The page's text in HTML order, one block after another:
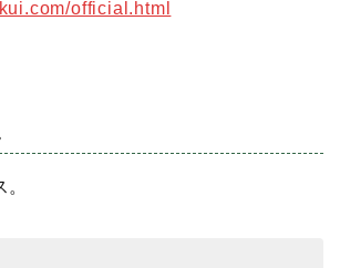
official.html